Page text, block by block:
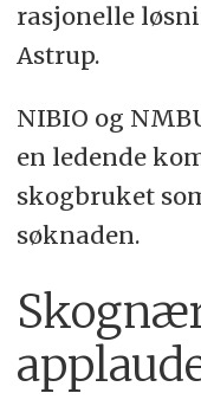
rasjonelle
Astrup.
NIBIO og
en ledende
skogbruket
søknaden.